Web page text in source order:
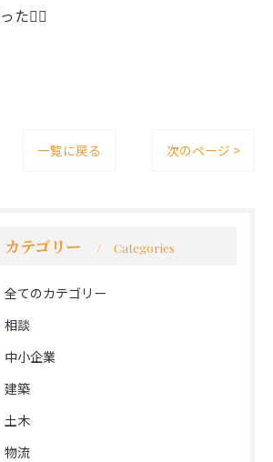
た🚶‍♀️
一覧に戻る 次のページ >
カテゴリー Categories
全てのカテゴリー
相談
中小企業
建築
土木
物流